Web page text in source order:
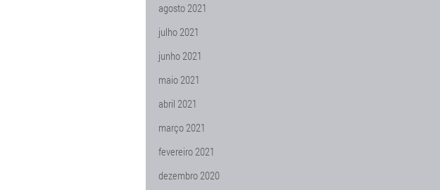
agosto 2021
julho 2021
junho 2021
maio 2021
abril 2021
março 2021
fevereiro 2021
dezembro 2020